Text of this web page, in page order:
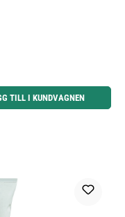
för att öka eller minska kvantiteten.
TILL I KUNDVAGNEN